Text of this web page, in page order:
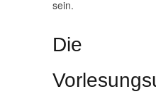
sein.
Die